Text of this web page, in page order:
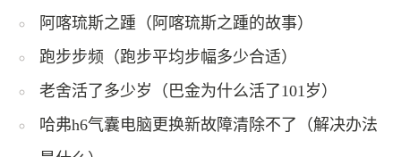
阿喀琉斯之踵（阿喀琉斯之踵的故事）
跑步步频（跑步平均步幅多少合适）
老舍活了多少岁（巴金为什么活了101岁）
哈弗h6气囊电脑更换新故障清除不了（解决办法